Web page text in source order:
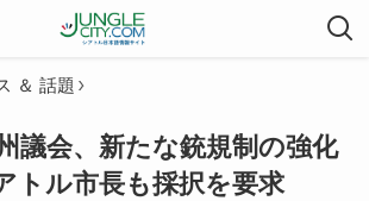
＆ 話題
議会、新たな銃規制の強化
ル市長も採択を要求